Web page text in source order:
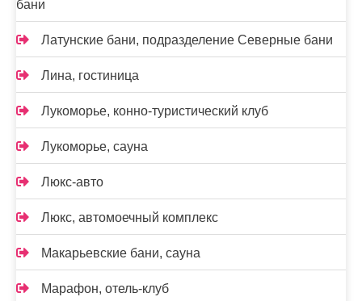
бани
Латунские бани, подразделение Северные бани
Лина, гостиница
Лукоморье, конно-туристический клуб
Лукоморье, сауна
Люкс-авто
Люкс, автомоечный комплекс
Макарьевские бани, сауна
Марафон, отель-клуб